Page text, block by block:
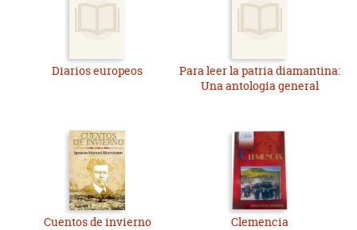
Diarios europeos
Para leer la patria diamantina:
Una antología general
Cuentos de invierno Clemencia